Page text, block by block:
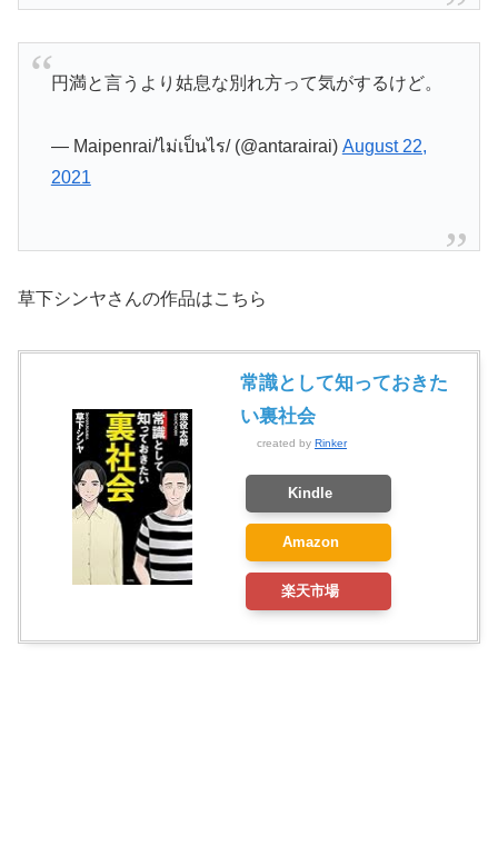
円満と言うより姑息な別れ方って気がするけど。
— Maipenrai/ไม่เป็นไร/ (@antarairai) August 22,
2021
草下シンヤさんの作品はこちら
常識として知っておきた
い裏社会
created by Rinker
Kindle
Amazon
楽天市場